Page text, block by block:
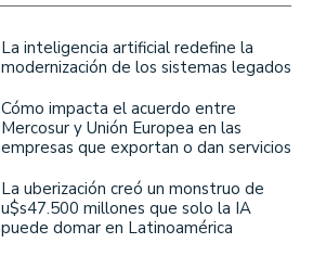
La inteligencia artificial redefine la
modernización de los sistemas legados
Cómo impacta el acuerdo entre
Mercosur y Unión Europea en las
empresas que exportan o dan servicios
La uberización creó un monstruo de
u$s47.500 millones que solo la IA
puede domar en Latinoamérica